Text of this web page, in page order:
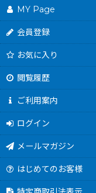
MY Page
会員登録
お気に入り
閲覧履歴
ご利用案内
ログイン
メールマガジン
はじめてのお客様